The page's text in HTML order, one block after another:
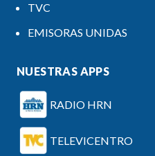
TVC
EMISORAS UNIDAS
NUESTRAS APPS
RADIO HRN
TELEVICENTRO